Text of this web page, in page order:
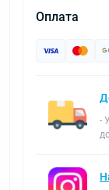
Оплата
-